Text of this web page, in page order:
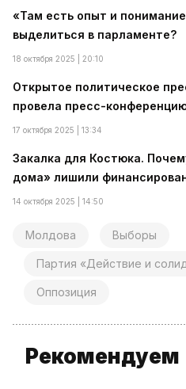
«Там есть опыт и
выделиться в парламенте?
18 октября 2025 | 20:10
Открытое политическое
провела пресс-
17 октября 2025 | 13:34
Закалка для Костюка.
дома» лишили
14 октября 2025 | 14:50
Молдова Выборы
Партия «Действие и
Оппозиция
Рекомендуем